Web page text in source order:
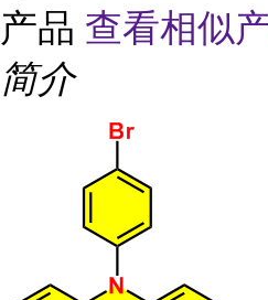
产品 查看相似
简介